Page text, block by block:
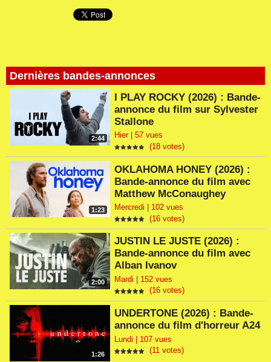
Dernières bandes-annonces
2:44
I PLAY ROCKY (2026) : Bande-
annonce du film sur Sylvester
Stallone
Hier | 57 vues
(18 votes)
1:23
OKLAHOMA HONEY (2026) :
Bande-annonce du film avec
Matthew McConaughey
Mercredi | 102 vues
(16 votes)
2:00
JUSTIN LE JUSTE (2026) :
Bande-annonce du film avec
Alban Ivanov
Mardi | 152 vues
(16 votes)
1:26
UNDERTONE (2026) : Bande-
annonce du film d'horreur A24
Lundi | 107 vues
(11 votes)